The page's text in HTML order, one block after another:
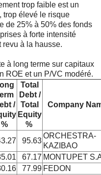
trop faible est un
trop élevé le risque
de 25% à 50% des fonds
à forte intensité
à la hausse.
à long terme sur capitaux
ROE et un P/VC modéré.
/
%
Total
Debt /
Total
Equity
%
Company
95.63
ORCHESTRA-
KAZIBAO
67.17 MONTUPET
77.99 FEDON